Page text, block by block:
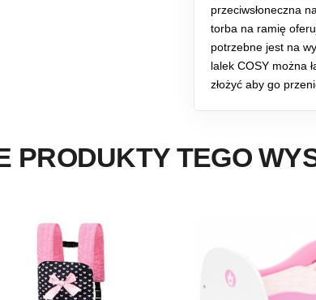
przeciwsłoneczna
torba na ramię
potrzebne jest na
lalek COSY można
złożyć aby go
PRODUKTY TEGO